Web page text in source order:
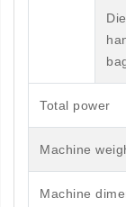
Total power
Machine
Machine